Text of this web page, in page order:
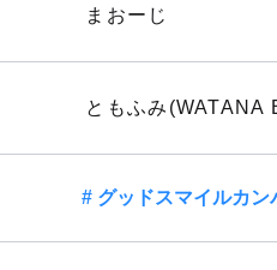
まおーじ
ともふみ(WATANA
グッドスマイルカン